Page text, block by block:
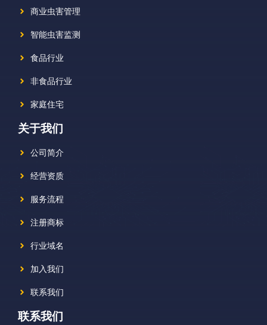
商业虫害管理
智能虫害监测
食品行业
非食品行业
家庭住宅
关于我们
公司简介
经营资质
服务流程
注册商标
行业域名
加入我们
联系我们
联系我们